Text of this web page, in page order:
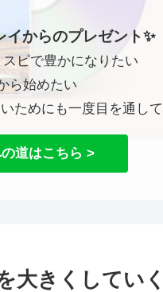
イからのプレゼント✨
ピで豊かになりたい
ら始めたい
ためにも一度目を通して
道はこちら >
大きくしていく